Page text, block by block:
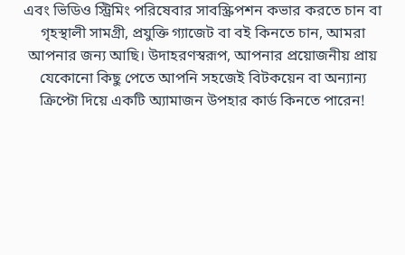
এবং ভিডিও স্ট্রিমিং পরিষেবার সাবস্ক্রিপশন কভার করতে চান বা
গৃহস্থালী সামগ্রী, প্রযুক্তি গ্যাজেট বা বই কিনতে চান, আমরা
আপনার জন্য আছি। উদাহরণস্বরূপ, আপনার প্রয়োজনীয় প্রায়
যেকোনো কিছু পেতে আপনি সহজেই বিটকয়েন বা অন্যান্য
ক্রিপ্টো দিয়ে একটি অ্যামাজন উপহার কার্ড কিনতে পারেন!